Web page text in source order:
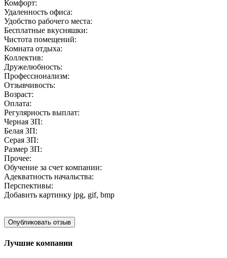
Комфорт:
Удаленность офиса:
Удобство рабочего места:
Бесплатные вкусняшки:
Чистота помещений:
Комната отдыха:
Коллектив:
Дружелюбность:
Профессионализм:
Отзывчивость:
Возраст:
Оплата:
Регулярность выплат:
Черная ЗП:
Белая ЗП:
Серая ЗП:
Размер ЗП:
Прочее:
Обучение за счет компании:
Адекватность начальства:
Перспективы:
Добавить картинку jpg, gif, bmp
Лучшие компании